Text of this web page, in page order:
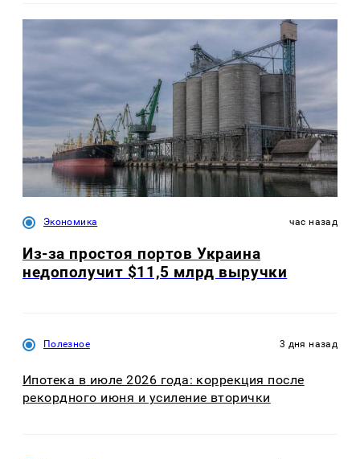
Экономика час назад
Из-за простоя портов Украина
недополучит $11,5 млрд выручки
Полезное 3 дня назад
Ипотека в июле 2026 года: коррекция после
рекордного июня и усиление вторички